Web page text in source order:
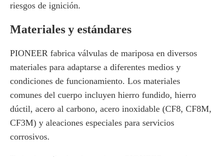
riesgos de ignición.
Materiales y estándares
PIONEER fabrica válvulas de mariposa en diversos
materiales para adaptarse a diferentes medios y
condiciones de funcionamiento. Los materiales
comunes del cuerpo incluyen hierro fundido, hierro
dúctil, acero al carbono, acero inoxidable (CF8, CF8M,
CF3M) y aleaciones especiales para servicios
corrosivos.